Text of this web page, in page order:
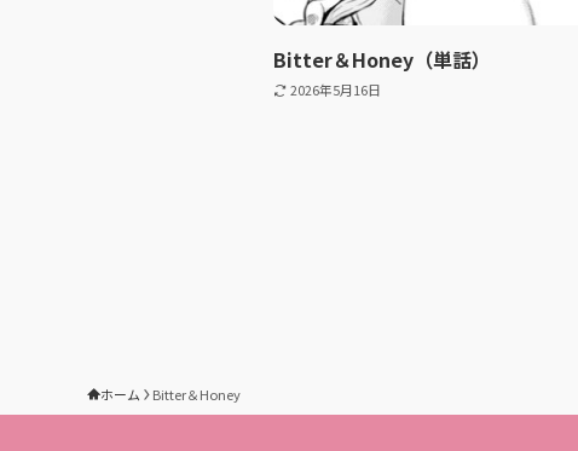
Bitter＆Honey（単話）
2026年5月16日
ホーム Bitter＆Honey